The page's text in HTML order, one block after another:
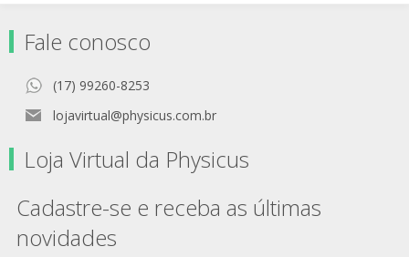
Fale conosco
(17) 99260-8253
lojavirtual@physicus.com.br
Loja Virtual da Physicus
Cadastre-se e receba as últimas
novidades